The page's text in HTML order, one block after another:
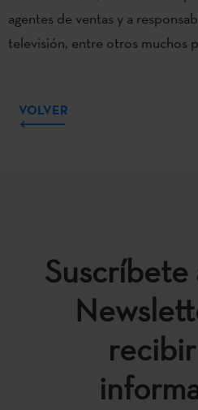
agentes de ventas y a
televisión, entre otros muchos
VOLVER
Suscríbete